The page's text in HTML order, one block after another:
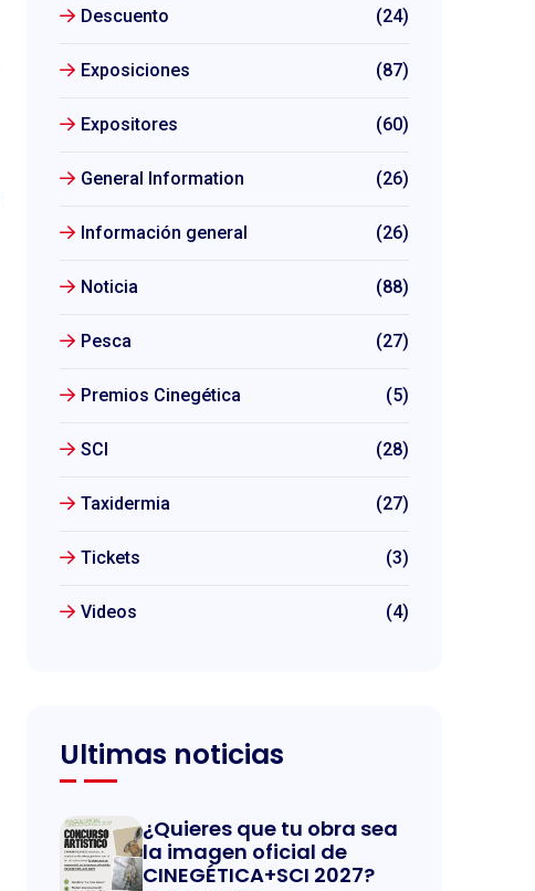
Descuento (24)
Exposiciones (87)
Expositores (60)
General Information (26)
Información general (26)
Noticia (88)
Pesca (27)
Premios Cinegética (5)
SCI (28)
Taxidermia (27)
Tickets (3)
Videos (4)
Ultimas noticias
¿Quieres que tu obra sea
la imagen oficial de
CINEGÉTICA+SCI 2027?